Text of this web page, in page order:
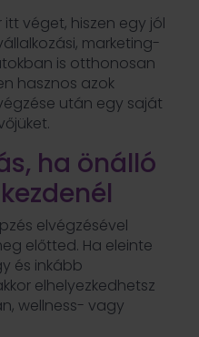
véget, hiszen egy jól
marketing-
is otthonosan
hasznos azok
után egy saját
ha önálló
elvégzésével
előtted. Ha eleinte
és inkább
elhelyezkedhetsz
wellness- vagy